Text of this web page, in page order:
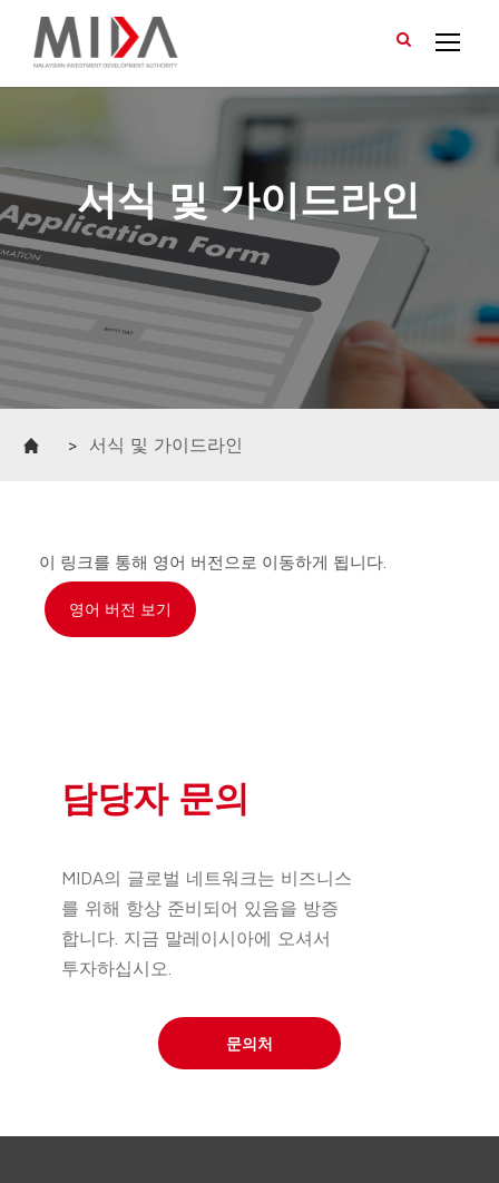
> 서식 및 가이드라인
이 링크를 통해 영어 버전으로 이동하게 됩니다.
영어 버전 보기
담당자 문의
MIDA의 글로벌 네트워크는 비즈니스
를 위해 항상 준비되어 있음을 방증
합니다. 지금 말레이시아에 오셔서
투자하십시오.
문의처